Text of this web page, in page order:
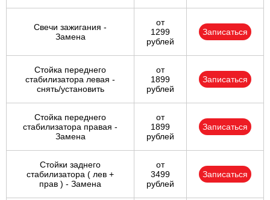
Свечи зажигания -
Замена
от
1299
рублей
Записаться
Стойка переднего
стабилизатора левая -
снять/установить
от
1899
рублей
Записаться
Стойка переднего
стабилизатора правая -
Замена
от
1899
рублей
Записаться
Стойки заднего
стабилизатора ( лев +
прав ) - Замена
от
3499
рублей
Записаться